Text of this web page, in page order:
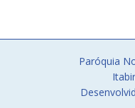
Paróquia